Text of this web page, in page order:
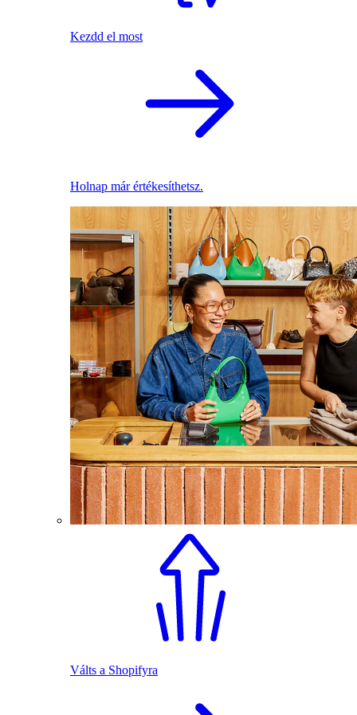
Kezdd el most
Holnap már értékesíthetsz.
Válts a Shopifyra